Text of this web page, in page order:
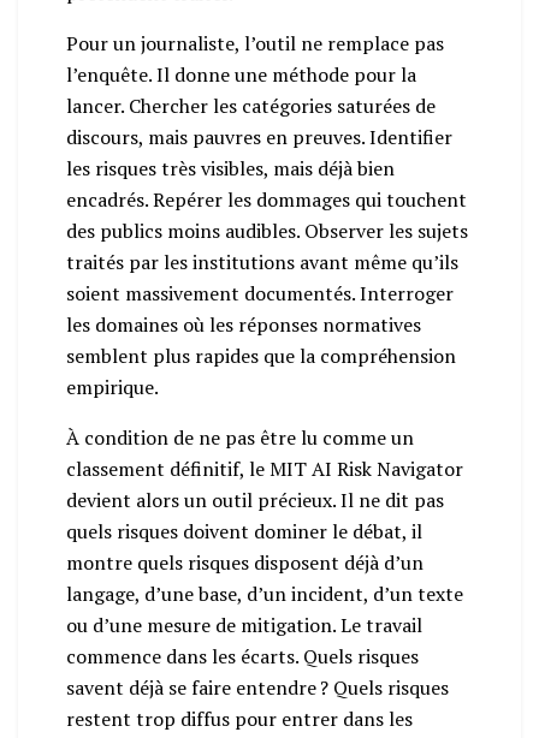
Pour un journaliste, l’outil ne remplace pas
l’enquête. Il donne une méthode pour la
lancer. Chercher les catégories saturées de
discours, mais pauvres en preuves. Identifier
les risques très visibles, mais déjà bien
encadrés. Repérer les dommages qui touchent
des publics moins audibles. Observer les sujets
traités par les institutions avant même qu’ils
soient massivement documentés. Interroger
les domaines où les réponses normatives
semblent plus rapides que la compréhension
empirique.
À condition de ne pas être lu comme un
classement définitif, le MIT AI Risk Navigator
devient alors un outil précieux. Il ne dit pas
quels risques doivent dominer le débat, il
montre quels risques disposent déjà d’un
langage, d’une base, d’un incident, d’un texte
ou d’une mesure de mitigation. Le travail
commence dans les écarts. Quels risques
savent déjà se faire entendre ? Quels risques
restent trop diffus pour entrer dans les